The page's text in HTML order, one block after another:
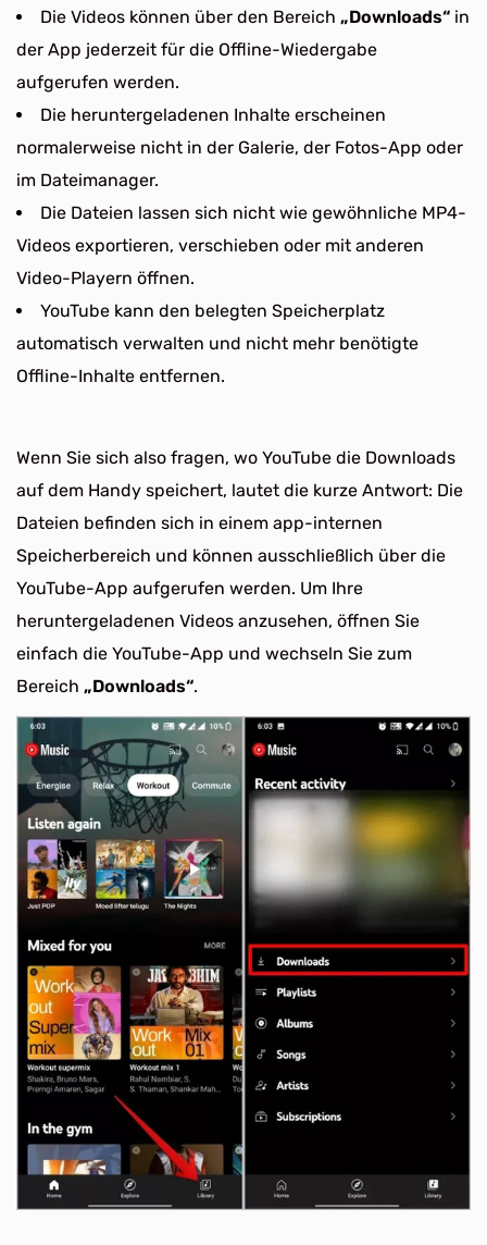
Die Videos können über den Bereich „Downloads“ in
der App jederzeit für die Offline-Wiedergabe
aufgerufen werden.
Die heruntergeladenen Inhalte erscheinen
normalerweise nicht in der Galerie, der Fotos-App oder
im Dateimanager.
Die Dateien lassen sich nicht wie gewöhnliche MP4-
Videos exportieren, verschieben oder mit anderen
Video-Playern öffnen.
YouTube kann den belegten Speicherplatz
automatisch verwalten und nicht mehr benötigte
Offline-Inhalte entfernen.
Wenn Sie sich also fragen, wo YouTube die Downloads
auf dem Handy speichert, lautet die kurze Antwort: Die
Dateien befinden sich in einem app-internen
Speicherbereich und können ausschließlich über die
YouTube-App aufgerufen werden. Um Ihre
heruntergeladenen Videos anzusehen, öffnen Sie
einfach die YouTube-App und wechseln Sie zum
Bereich „Downloads“.